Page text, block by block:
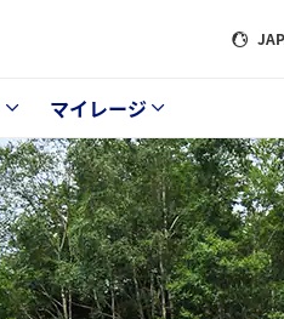
マイレージ